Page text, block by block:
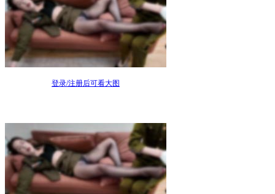
登录/注册后可看大图